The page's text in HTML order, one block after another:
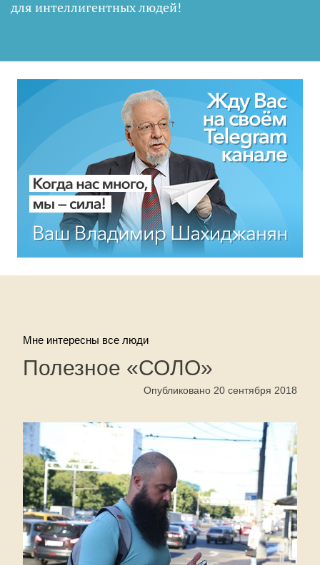
для интеллигентных людей!
Мне интересны все люди
Полезное «СОЛО»
Опубликовано 20 сентября 2018